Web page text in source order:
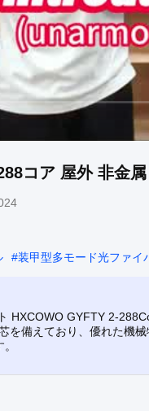
コア 屋外 非金
#装甲型多モード光ファイ
HXCOWO GYFTY 2-
を備えており、優れた機